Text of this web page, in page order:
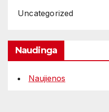
Uncategorized
Naudinga
Naujienos